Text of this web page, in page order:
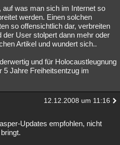
Gruppen Gaming Filme
Allmystery English
was man sich im Internet so
werden. Einen solchen
so offensichtlich dar, verbreiten
der User stolpert dann mehr oder
Artikel und wundert sich..
und für Holocaustleugnung
5 Jahre Freiheitsentzug im
12.12.2008 um 11:16
Updates empfohlen, nicht